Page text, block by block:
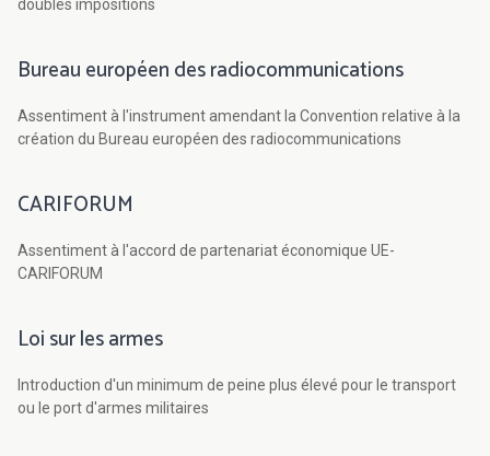
doubles impositions
Bureau européen des radiocommunications
Assentiment à l'instrument amendant la Convention relative à la
création du Bureau européen des radiocommunications
CARIFORUM
Assentiment à l'accord de partenariat économique UE-
CARIFORUM
Loi sur les armes
Introduction d'un minimum de peine plus élevé pour le transport
ou le port d'armes militaires